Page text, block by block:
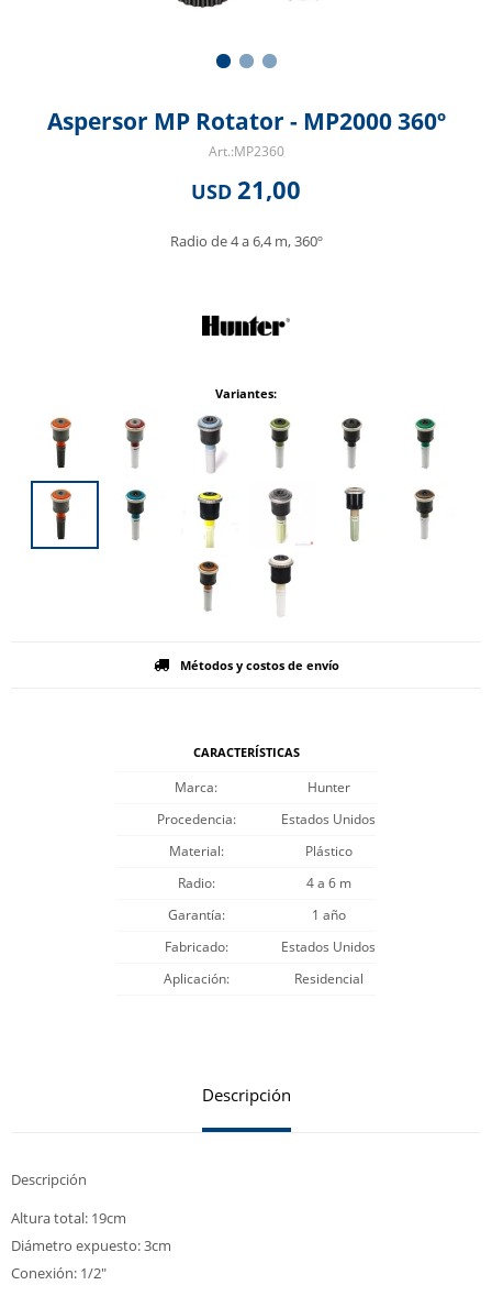
Aspersor MP Rotator - MP2000 360º
MP2360
USD 21,00
Radio de 4 a 6,4 m, 360º
Variantes:
Métodos y costos de envío
CARACTERÍSTICAS
Marca
Hunter
Procedencia
Estados Unidos
Material
Plástico
Radio
4 a 6 m
Garantía
1 año
Fabricado
Estados Unidos
Aplicación
Residencial
Descripción
Descripción
Altura total: 19cm
Diámetro expuesto: 3cm
Conexión: 1/2"